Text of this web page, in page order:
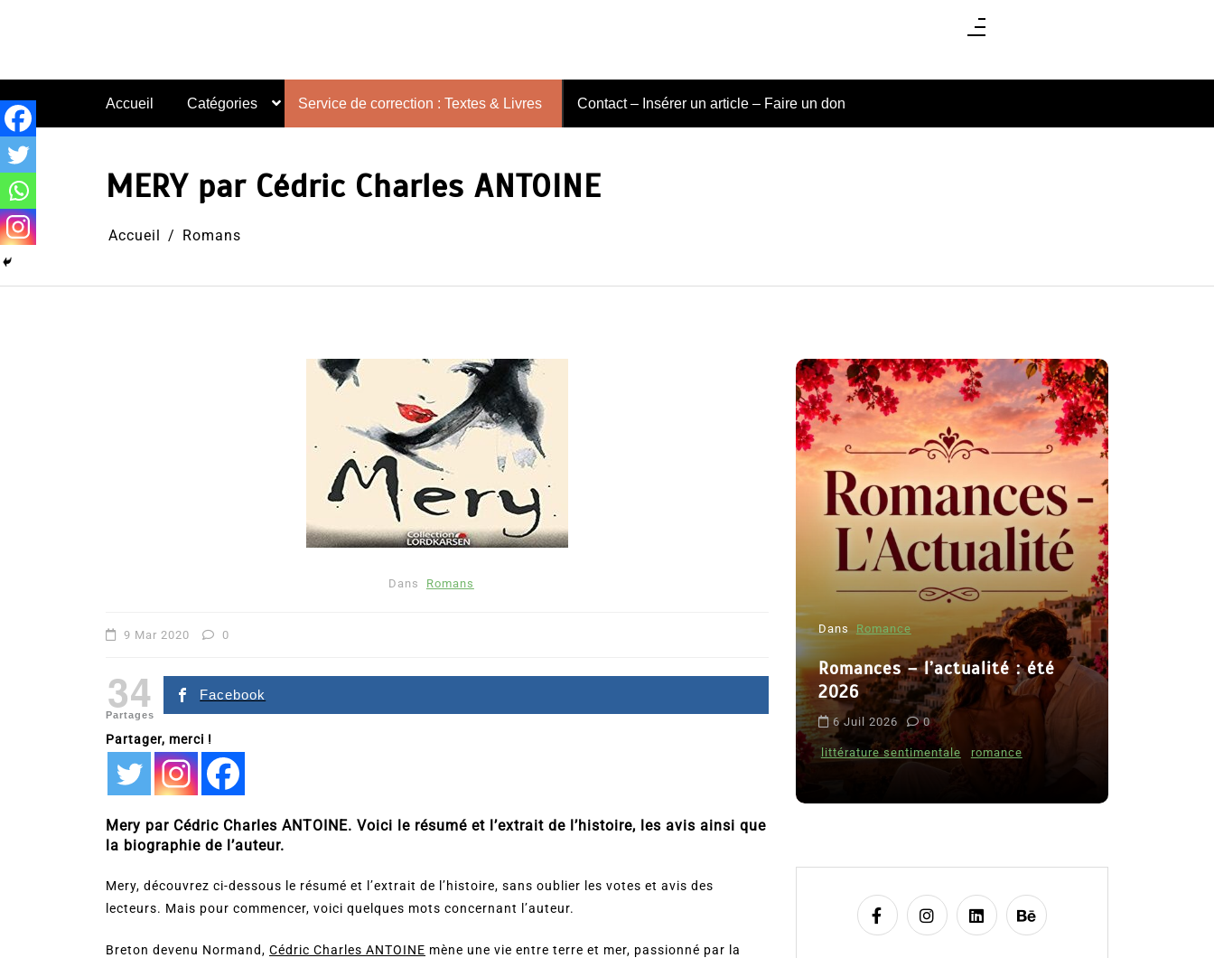
Accueil Catégories Service de correction : Textes & Livres Contact – Insérer un article – Faire un don
MERY par Cédric Charles ANTOINE
Accueil Romans
Dans Romans
9 Mar 2020 0
34
Partages
Facebook
Partager, merci !
Mery par Cédric Charles ANTOINE. Voici le résumé et l’extrait de l’histoire, les avis ainsi que
la biographie de l’auteur.
Mery, découvrez ci-dessous le résumé et l’extrait de l’histoire, sans oublier les votes et avis des
lecteurs. Mais pour commencer, voici quelques mots concernant l’auteur.
Breton devenu Normand, Cédric Charles ANTOINE mène une vie entre terre et mer, passionné par la
Dans
2026
littérature sentimentale
Dans Thriller
Le coupable n’est pas Camille
Dans Romance
Romances – l’actualité : été
2026
6 Juil 2026 0
littérature sentimentale romance